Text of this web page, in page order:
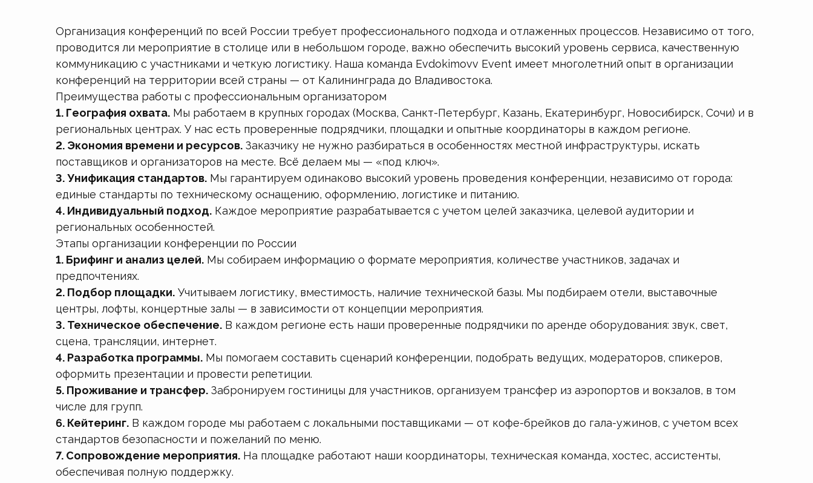
Организация конференций по всей России требует профессионального подхода и отлаженных процессов. Независимо от того,
проводится ли мероприятие в столице или в небольшом городе, важно обеспечить высокий уровень сервиса, качественную
коммуникацию с участниками и четкую логистику. Наша команда Evdokimovv Event имеет многолетний опыт в организации
конференций на территории всей страны — от Калининграда до Владивостока.
Преимущества работы с профессиональным организатором
1. География охвата. Мы работаем в крупных городах (Москва, Санкт-Петербург, Казань, Екатеринбург, Новосибирск, Сочи) и в
региональных центрах. У нас есть проверенные подрядчики, площадки и опытные координаторы в каждом регионе.
2. Экономия времени и ресурсов. Заказчику не нужно разбираться в особенностях местной инфраструктуры, искать
поставщиков и организаторов на месте. Всё делаем мы — «под ключ».
3. Унификация стандартов. Мы гарантируем одинаково высокий уровень проведения конференции, независимо от города:
единые стандарты по техническому оснащению, оформлению, логистике и питанию.
4. Индивидуальный подход. Каждое мероприятие разрабатывается с учетом целей заказчика, целевой аудитории и
региональных особенностей.
Этапы организации конференции по России
1. Брифинг и анализ целей. Мы собираем информацию о формате мероприятия, количестве участников, задачах и
предпочтениях.
2. Подбор площадки. Учитываем логистику, вместимость, наличие технической базы. Мы подбираем отели, выставочные
центры, лофты, концертные залы — в зависимости от концепции мероприятия.
3. Техническое обеспечение. В каждом регионе есть наши проверенные подрядчики по аренде оборудования: звук, свет,
сцена, трансляции, интернет.
4. Разработка программы. Мы помогаем составить сценарий конференции, подобрать ведущих, модераторов, спикеров,
оформить презентации и провести репетиции.
5. Проживание и трансфер. Забронируем гостиницы для участников, организуем трансфер из аэропортов и вокзалов, в том
числе для групп.
6. Кейтеринг. В каждом городе мы работаем с локальными поставщиками — от кофе-брейков до гала-ужинов, с учетом всех
стандартов безопасности и пожеланий по меню.
7. Сопровождение мероприятия. На площадке работают наши координаторы, техническая команда, хостес, ассистенты,
обеспечивая полную поддержку.